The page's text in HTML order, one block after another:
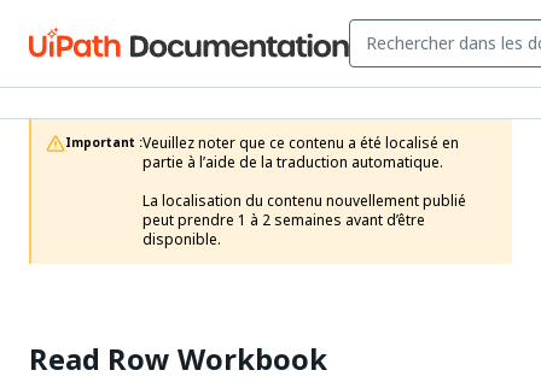
Important :Veuillez noter que ce contenu a été localisé en
partie à l’aide de la traduction automatique.
La localisation du contenu nouvellement publié
peut prendre 1 à 2 semaines avant d’être
disponible.
Read Row Workbook